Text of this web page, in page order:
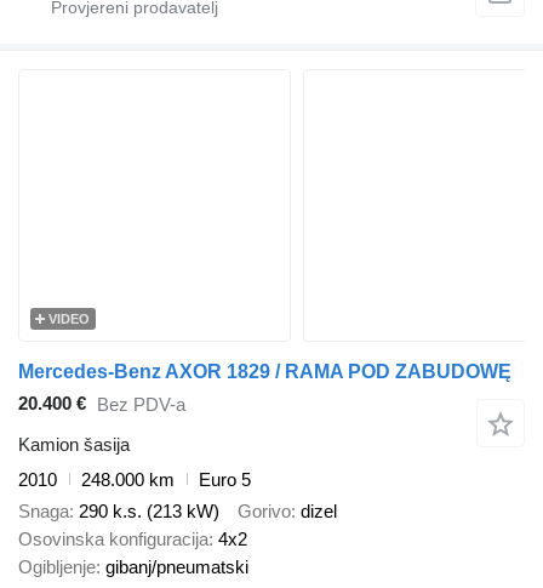
VIDEO
Mercedes-Benz AXOR 1829 / RAMA POD ZABUDOWĘ
20.400 € Bez PDV-a
Kamion šasija
2010
248.000 km
Euro 5
Snaga 290 k.s. (213 kW) Gorivo dizel
Osovinska konfiguracija 4x2
Ogibljenje gibanj/pneumatski